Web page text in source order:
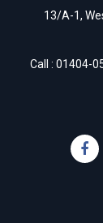
13/A-1,
Call : 01404-